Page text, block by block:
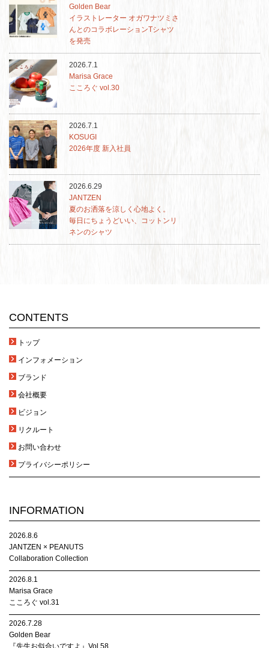
Golden Bear
イラストレーター オガワナツミさ
んとのコラボレーションTシャツ
を発売
2026.7.1
Marisa Grace
こころぐ vol.30
2026.7.1
KOSUGI
2026年度 新入社員
2026.6.29
JANTZEN
夏のお洒落を涼しく心地よく。
毎日にちょうどいい、コットンリ
ネンのシャツ
CONTENTS
トップ
インフォメーション
ブランド
会社概要
ビジョン
リクルート
お問い合わせ
プライバシーポリシー
INFORMATION
2026.8.6
JANTZEN × PEANUTS
Collaboration Collection
2026.8.1
Marisa Grace
こころぐ vol.31
2026.7.28
Golden Bear
『先生お似合いですよ』Vol.58